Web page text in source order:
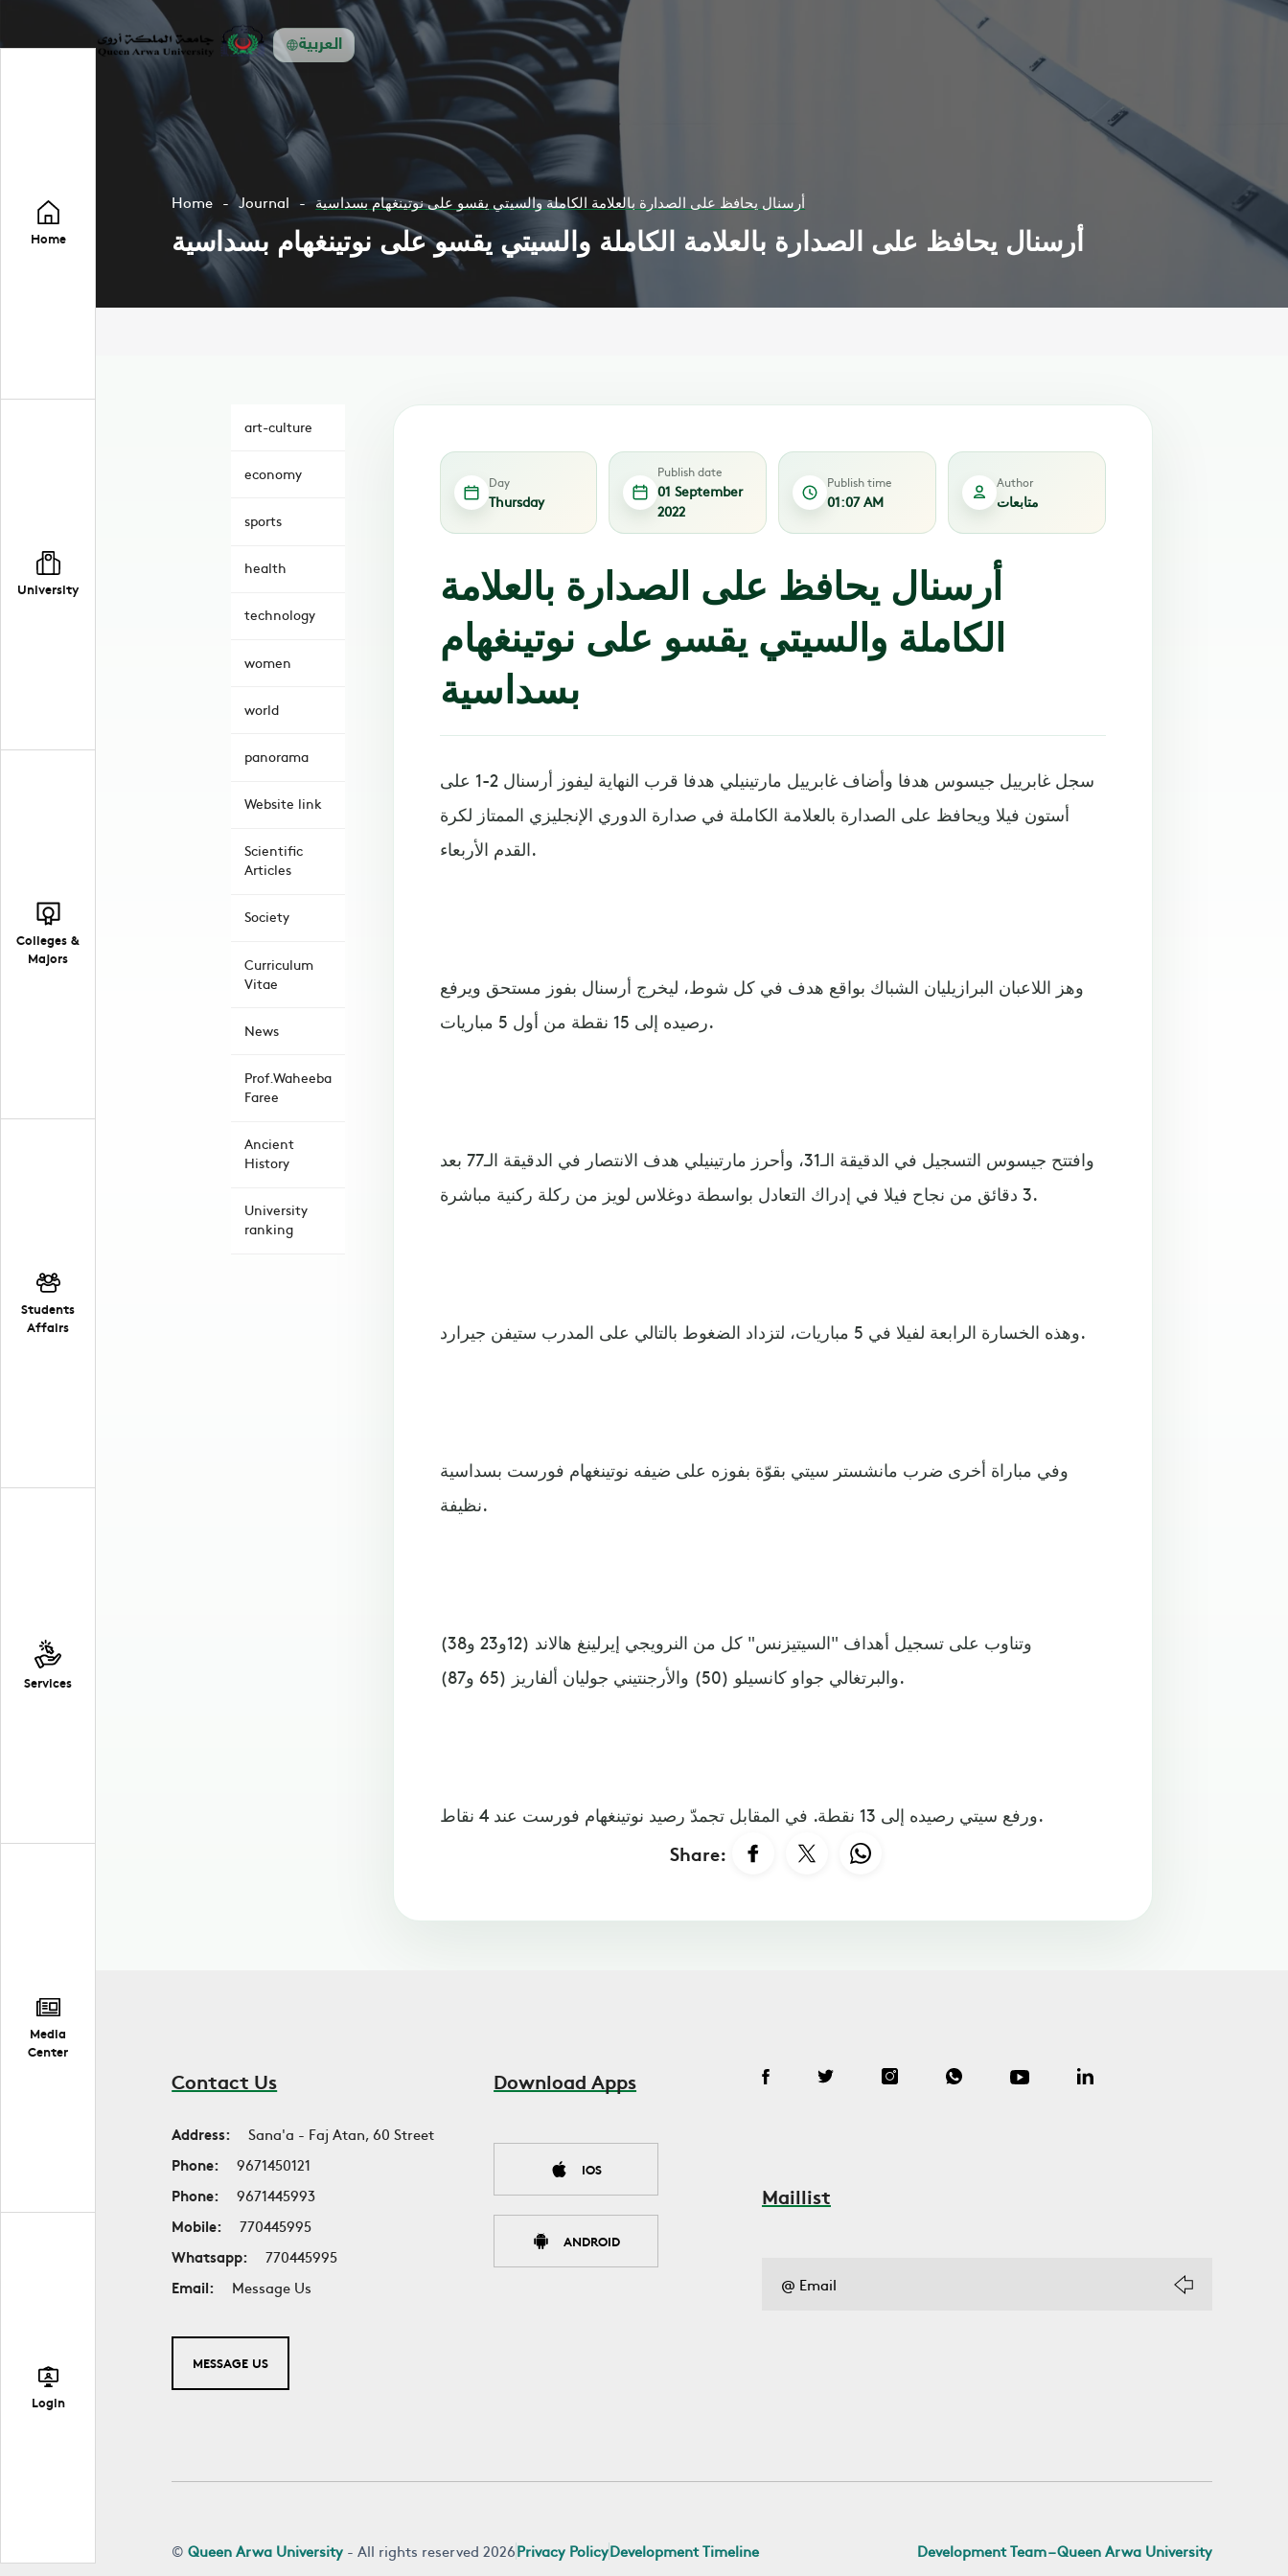
العربية
Home
University
Colleges &
Majors
Students
Affairs
Services
Media
Center
Login
Home Journal أرسنال يحافظ على الصدارة بالعلامة الكاملة والسيتي يقسو على نوتينغهام بسداسية
أرسنال يحافظ على الصدارة بالعلامة الكاملة والسيتي يقسو على نوتينغهام بسداسية
art-culture
economy
sports
health
technology
women
world
panorama
Website link
Scientific
Articles
Society
Curriculum
Vitae
News
Prof.Waheeba
Faree
Ancient
History
University
ranking
Day
Thursday
Publish date
01 September
2022
Publish time
01:07 AM
Author
متابعات
أرسنال يحافظ على الصدارة بالعلامة
الكاملة والسيتي يقسو على نوتينغهام
بسداسية
سجل غابرييل جيسوس هدفا وأضاف غابرييل مارتينيلي هدفا قرب النهاية ليفوز أرسنال 2-1 على
أستون فيلا ويحافظ على الصدارة بالعلامة الكاملة في صدارة الدوري الإنجليزي الممتاز لكرة
القدم الأربعاء.
وهز اللاعبان البرازيليان الشباك بواقع هدف في كل شوط، ليخرج أرسنال بفوز مستحق ويرفع
رصيده إلى 15 نقطة من أول 5 مباريات.
وافتتح جيسوس التسجيل في الدقيقة الـ31، وأحرز مارتينيلي هدف الانتصار في الدقيقة الـ77 بعد
3 دقائق من نجاح فيلا في إدراك التعادل بواسطة دوغلاس لويز من ركلة ركنية مباشرة.
وهذه الخسارة الرابعة لفيلا في 5 مباريات، لتزداد الضغوط بالتالي على المدرب ستيفن جيرارد.
وفي مباراة أخرى ضرب مانشستر سيتي بقوّة بفوزه على ضيفه نوتينغهام فورست بسداسية
نظيفة.
وتناوب على تسجيل أهداف "السيتيزنس" كل من النرويجي إيرلينغ هالاند (12و23 و38)
والبرتغالي جواو كانسيلو (50) والأرجنتيني جوليان ألفاريز (65 و87).
ورفع سيتي رصيده إلى 13 نقطة. في المقابل تجمدّ رصيد نوتينغهام فورست عند 4 نقاط.
Share:
Contact Us
Address:
Sana'a - Faj Atan, 60 Street
Phone:
9671450121
Phone:
9671445993
Mobile:
770445995
Whatsapp:
770445995
Email:
Message Us
MESSAGE US
Download Apps
IOS
ANDROID
Maillist
©Queen Arwa University - All rights reserved 2026Privacy PolicyDevelopment Timeline Development Team – Queen Arwa University